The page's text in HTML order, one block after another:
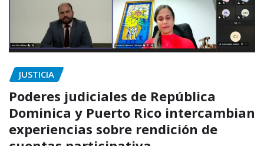
JUSTICIA
Poderes judiciales de República
Dominica y Puerto Rico intercambian
experiencias sobre rendición de